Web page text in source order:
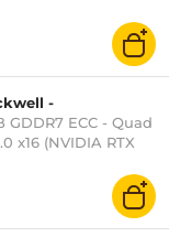
-
GDDR7 ECC - Quad
x16 (NVIDIA RTX